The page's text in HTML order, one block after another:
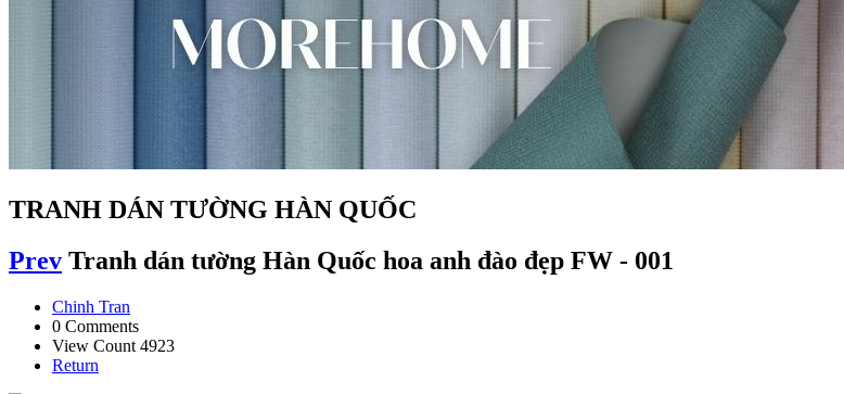
TRANH DÁN TƯỜNG HÀN QUỐC
Prev Tranh dán tường Hàn Quốc hoa anh đào đẹp FW - 001
Chinh Tran
0 Comments
View Count 4923
Return